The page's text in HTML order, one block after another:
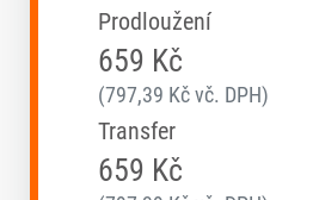
Prodloužení
659 Kč
(797,39 Kč vč. DPH)
Transfer
659 Kč